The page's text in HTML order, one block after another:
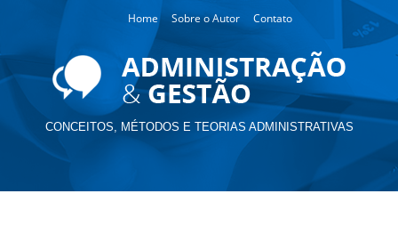
Home Sobre o Autor Contato
CONCEITOS, MÉTODOS E TEORIAS ADMINISTRATIVAS